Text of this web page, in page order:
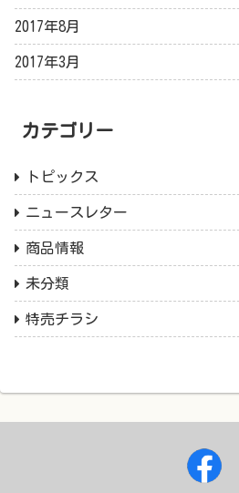
2017年8月
2017年3月
カテゴリー
トピックス
ニュースレター
商品情報
未分類
特売チラシ